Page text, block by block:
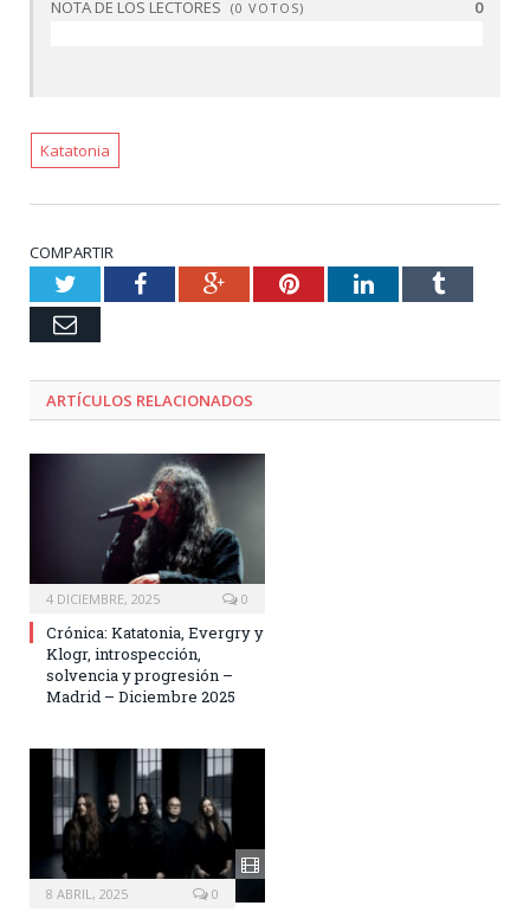
NOTA DE LOS LECTORES (0 VOTOS) 0
Katatonia
COMPARTIR
TwitterFacebookGoogle+PinterestLinkedInTumblr
Email
ARTÍCULOS RELACIONADOS
4 DICIEMBRE, 2025 0
Crónica: Katatonia, Evergry y
Klogr, introspección,
solvencia y progresión –
Madrid – Diciembre 2025
8 ABRIL, 2025 0